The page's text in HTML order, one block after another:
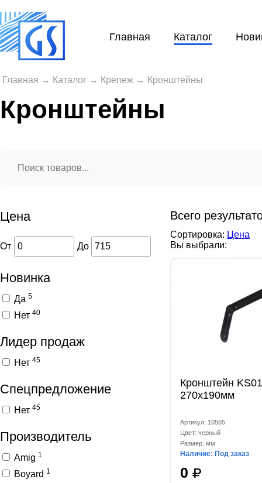
Главная Каталог
Главная → Каталог → Крепеж → Кронштейны
Кронштейны
Цена
От До
Новинка
Да 5
Нет 40
Лидер продаж
Нет 45
Спецпредложение
Нет 45
Производитель
Amig 1
Boyard 1
Всего
Сортировка: Цена
Вы выбрали:
Кронштейн KS01
270x190мм
Артикул: 10565
Цвет: черный
Размер: мм
Наличие: Под заказ
0